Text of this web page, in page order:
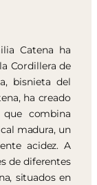
Catena ha
Cordillera de
bisnieta del
ha creado
combina
madura, un
acidez. A
de diferentes
situados en